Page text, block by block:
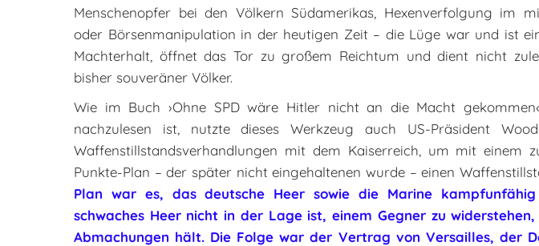
Menschenopfer bei den Völkern Südamerikas, Hexenverfolgung im
oder Börsenmanipulation in der heutigen Zeit – die Lüge war und ist
Machterhalt, öffnet das Tor zu großem Reichtum und dient nicht
bisher souveräner Völker.
Wie im Buch ›Ohne SPD wäre Hitler nicht an die Macht
nachzulesen ist, nutzte dieses Werkzeug auch US-Präsident
Waffenstillstandsverhandlungen mit dem Kaiserreich, um mit einem
Punkte-Plan – der später nicht eingehaltenen wurde – einen
Plan war es, das deutsche Heer sowie die Marine
schwaches Heer nicht in der Lage ist, einem Gegner zu
Abmachungen hält. Die Folge war der Vertrag von Versailles, der